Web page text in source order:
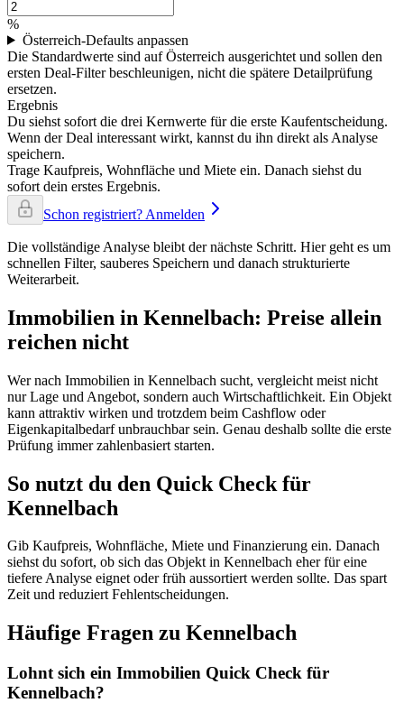
%
Österreich-Defaults anpassen
Die Standardwerte sind auf Österreich ausgerichtet und sollen den
ersten Deal-Filter beschleunigen, nicht die spätere Detailprüfung
ersetzen.
Ergebnis
Du siehst sofort die drei Kernwerte für die erste Kaufentscheidung.
Wenn der Deal interessant wirkt, kannst du ihn direkt als Analyse
speichern.
Trage Kaufpreis, Wohnfläche und Miete ein. Danach siehst du
sofort dein erstes Ergebnis.
Schon registriert? Anmelden
Die vollständige Analyse bleibt der nächste Schritt. Hier geht es um
schnellen Filter, sauberes Speichern und danach strukturierte
Weiterarbeit.
Immobilien in Kennelbach: Preise allein
reichen nicht
Wer nach Immobilien in Kennelbach sucht, vergleicht meist nicht
nur Lage und Angebot, sondern auch Wirtschaftlichkeit. Ein Objekt
kann attraktiv wirken und trotzdem beim Cashflow oder
Eigenkapitalbedarf unbrauchbar sein. Genau deshalb sollte die erste
Prüfung immer zahlenbasiert starten.
So nutzt du den Quick Check für
Kennelbach
Gib Kaufpreis, Wohnfläche, Miete und Finanzierung ein. Danach
siehst du sofort, ob sich das Objekt in Kennelbach eher für eine
tiefere Analyse eignet oder früh aussortiert werden sollte. Das spart
Zeit und reduziert Fehlentscheidungen.
Häufige Fragen zu Kennelbach
Lohnt sich ein Immobilien Quick Check für
Kennelbach?